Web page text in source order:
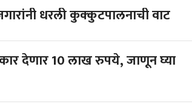
कोरोनाच्या काळात इंजिनिअर, एमबीए बेरोजगारांनी धरली कुक्कुटपालनाची वाट
देणार 10 लाख रुपये, जाणून घ्या